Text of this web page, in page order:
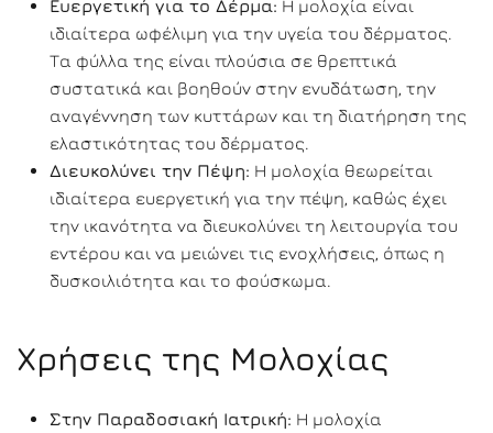
Ευεργετική για το Δέρμα: Η μολοχία είναι
ιδιαίτερα ωφέλιμη για την υγεία του δέρματος.
Τα φύλλα της είναι πλούσια σε θρεπτικά
συστατικά και βοηθούν στην ενυδάτωση, την
αναγέννηση των κυττάρων και τη διατήρηση της
ελαστικότητας του δέρματος.
Διευκολύνει την Πέψη: Η μολοχία θεωρείται
ιδιαίτερα ευεργετική για την πέψη, καθώς έχει
την ικανότητα να διευκολύνει τη λειτουργία του
εντέρου και να μειώνει τις ενοχλήσεις, όπως η
δυσκοιλιότητα και το φούσκωμα.
Χρήσεις της Μολοχίας
Στην Παραδοσιακή Ιατρική: Η μολοχία